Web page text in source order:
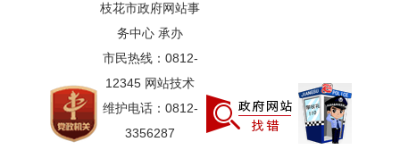
枝花市政府网站事
务中心 承办
市民热线：0812-
12345 网站技术
维护电话：0812-
3356287